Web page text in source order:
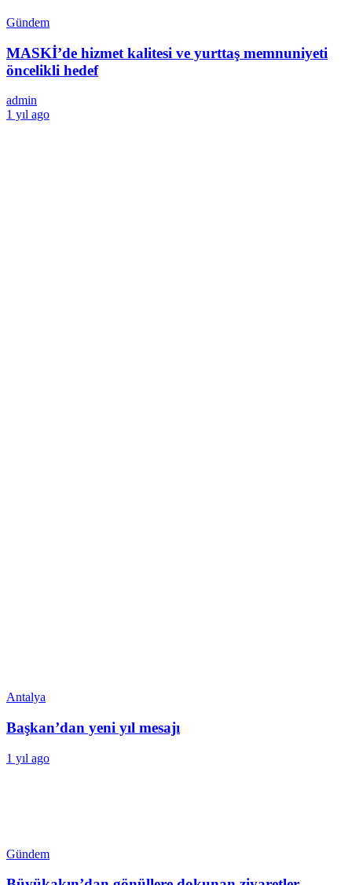
Gündem
MASKİ’de hizmet kalitesi ve yurttaş memnuniyeti
öncelikli hedef
admin
1 yıl ago
Antalya
Başkan’dan yeni yıl mesajı
1 yıl ago
Gündem